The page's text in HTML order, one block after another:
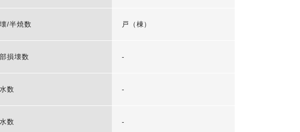
/半焼数 戸（棟）
損壊数 -
数 -
数 -